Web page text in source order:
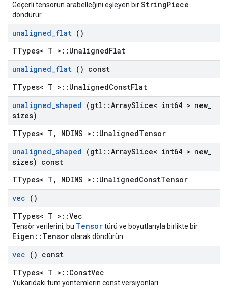
Geçerli tensörün arabelleğini eşleyen birStringPiece
döndürür.
unaligned_flat ()
TTypes< T >::UnalignedFlat
unaligned_flat () const
TTypes< T >::UnalignedConstFlat
unaligned_shaped (gtl ::ArraySlice< int64 > new
sizes)
TTypes< T, NDIMS >::UnalignedTensor
unaligned_shaped (gtl ::ArraySlice< int64 > new
sizes) const
TTypes< T, NDIMS >::UnalignedConstTensor
vec ()
TTypes< T >::Vec
Tensör verilerini, bu Tensortürü ve boyutlarıyla birlikte bir
Eigen::Tensorolarak döndürün.
vec () const
TTypes< T >::ConstVec
Yukarıdaki tüm yöntemlerin const versiyonları.